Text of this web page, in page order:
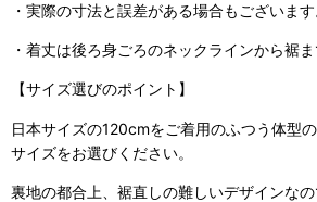
・実際の寸法と誤差がある場合もございます
・着丈は後ろ身ごろのネックラインから裾
【サイズ選びのポイント】
日本サイズの120cmをご着用のふつう体型
サイズをお選びください。
裏地の都合上、裾直しの難しいデザインな